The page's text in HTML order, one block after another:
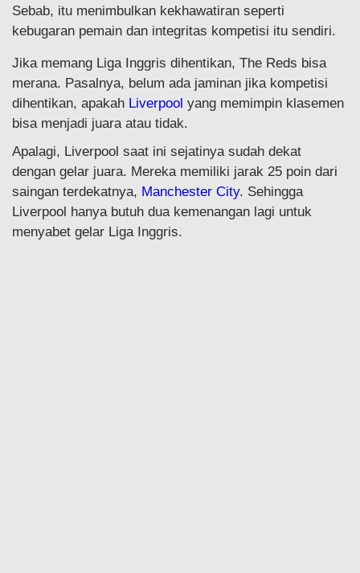
Sebab, itu menimbulkan kekhawatiran seperti
kebugaran pemain dan integritas kompetisi itu sendiri.
Jika memang Liga Inggris dihentikan, The Reds bisa
merana. Pasalnya, belum ada jaminan jika kompetisi
dihentikan, apakah Liverpool yang memimpin klasemen
bisa menjadi juara atau tidak.
Apalagi, Liverpool saat ini sejatinya sudah dekat
dengan gelar juara. Mereka memiliki jarak 25 poin dari
saingan terdekatnya, Manchester City. Sehingga
Liverpool hanya butuh dua kemenangan lagi untuk
menyabet gelar Liga Inggris.